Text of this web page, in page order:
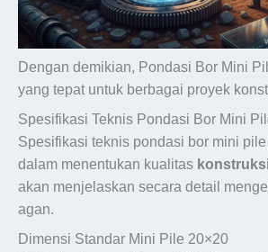
Dengan demikian, Pondasi Bor Mini
yang tepat untuk berbagai proyek
Spesifikasi Teknis Pondasi Bor Mini
Spesifikasi teknis pondasi bor mini
dalam menentukan kualitas
akan menjelaskan secara detail
agan.
Dimensi Standar Mini Pile 20×20